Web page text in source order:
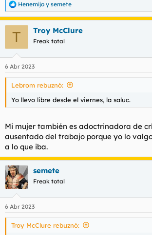
R
e
a
e
s
Henemijo y semete
T Troy McClure
Freak total
6 Abr 2023
Lebrom rebuznó:
Yo llevo libre desde el viernes, la saluc.
Mi mujer también es adoctrinadora de
ausentado del trabajo porque yo lo
a lo que iba.
semete
Freak total
6 Abr 2023
Troy McClure rebuznó: